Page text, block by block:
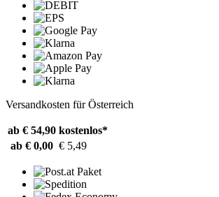
Versandkosten für Österreich
ab € 54,90 kostenlos*
ab € 0,00 € 5,49